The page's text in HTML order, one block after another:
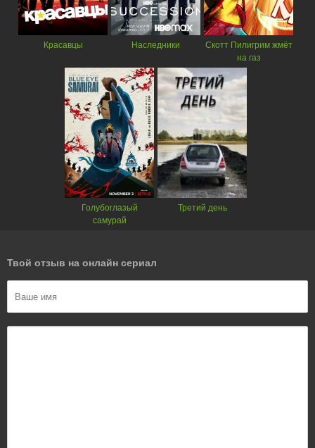
Красавцы Наследники
Скотт Пилигрим жмёт
на газ
Голубоглазый
самурай
Третий день
Твой отзыв на онлайн сериал